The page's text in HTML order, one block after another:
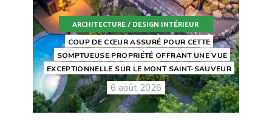
ARCHITECTURE / DESIGN INTÉRIEUR
COUP DE CŒUR ASSURÉ POUR CETTE
SOMPTUEUSE PROPRIÉTÉ OFFRANT UNE VUE
EXCEPTIONNELLE SUR LE MONT SAINT-SAUVEUR
6 août 2026